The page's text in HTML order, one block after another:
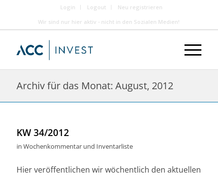
Login Logout
Neu registrieren
Wir sind nur hier aktiv - nicht in den Sozialen Medien!
Archiv für das Monat: August, 2012
KW 34/2012
in Wochenkommentar und Inventarliste
Hier veröffentlichen wir wöchentlich den aktuellen